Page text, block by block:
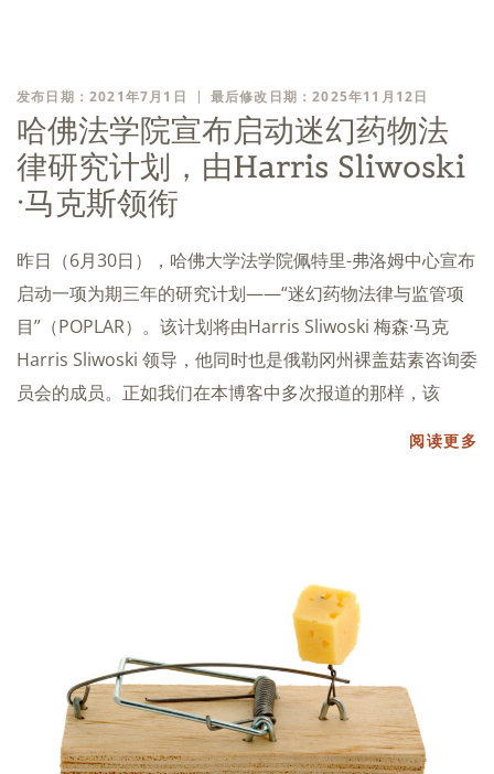
发布日期：2021年7月1日 最后修改日期：2025年11月12日
哈佛法学院宣布启动迷幻药物法
律研究计划，由Harris Sliwoski
·马克斯领衔
昨日（6月30日），哈佛大学法学院佩特里-弗洛姆中心宣布
启动一项为期三年的研究计划——“迷幻药物法律与监管项
目”（POPLAR）。该计划将由Harris Sliwoski 梅森·马克
Harris Sliwoski 领导，他同时也是俄勒冈州裸盖菇素咨询委
员会的成员。正如我们在本博客中多次报道的那样，该
阅读更多